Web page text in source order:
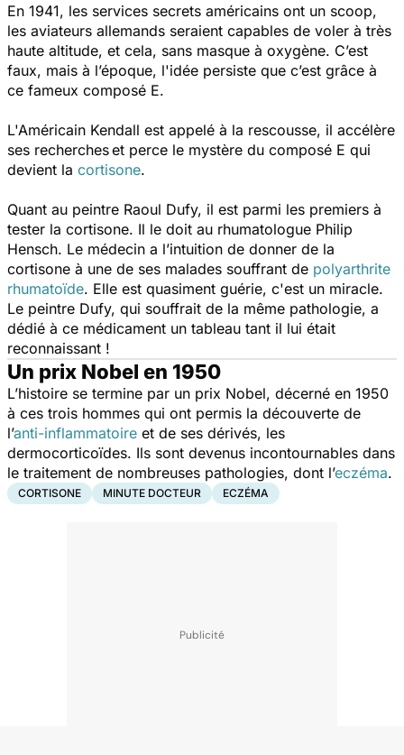
En 1941, les services secrets américains ont un scoop,
les aviateurs allemands seraient capables de voler à très
haute altitude, et cela, sans masque à oxygène. C’est
faux, mais à l’époque, l'idée persiste que c’est grâce à
ce fameux composé E.
L'Américain Kendall est appelé à la rescousse, il accélère
ses recherches et perce le mystère du composé E qui
devient la cortisone.
Quant au peintre Raoul Dufy, il est parmi les premiers à
tester la cortisone. Il le doit au rhumatologue Philip
Hensch. Le médecin a l’intuition de donner de la
cortisone à une de ses malades souffrant de polyarthrite
rhumatoïde. Elle est quasiment guérie, c'est un miracle.
Le peintre Dufy, qui souffrait de la même pathologie, a
dédié à ce médicament un tableau tant il lui était
reconnaissant !
Un prix Nobel en 1950
L’histoire se termine par un prix Nobel, décerné en 1950
à ces trois hommes qui ont permis la découverte de
l’anti-inflammatoire et de ses dérivés, les
dermocorticoïdes. Ils sont devenus incontournables dans
le traitement de nombreuses pathologies, dont l’eczéma.
CORTISONE MINUTE DOCTEUR ECZÉMA